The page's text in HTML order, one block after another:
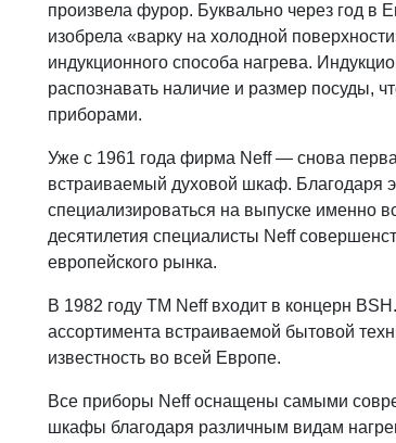
произвела фурор. Буквально через год
изобрела «варку на холодной
индукционного способа нагрева.
распознавать наличие и размер посуды,
приборами.
Уже с 1961 года фирма Neff — снова
встраиваемый духовой шкаф. Благодаря
специализироваться на выпуске именно
десятилетия специалисты Neff
европейского рынка.
В 1982 году ТМ Neff входит в концерн
ассортимента встраиваемой бытовой
известность во всей Европе.
Все приборы Neff оснащены самыми
шкафы благодаря различным видам